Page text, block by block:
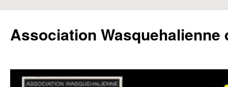
contenu
Association Wasquehalienne